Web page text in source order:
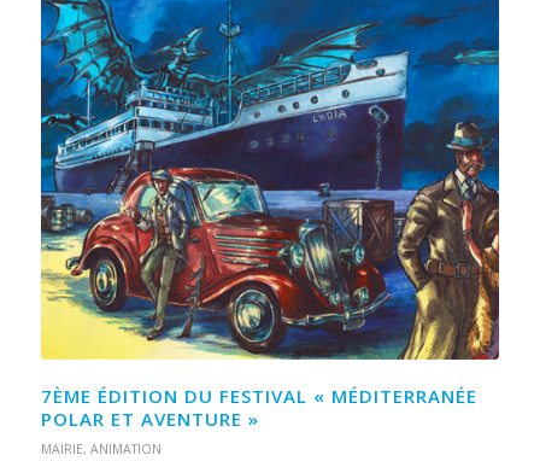
7ÈME ÉDITION DU FESTIVAL « MÉDITERRANÉE
POLAR ET AVENTURE »
MAIRIE, ANIMATION